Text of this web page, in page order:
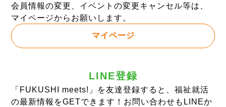
会員情報の変更、イベントの変更キャンセル等は、
マイページからお願いします。
マイページ
LINE登録
「FUKUSHI meets!」を友達登録すると、福祉就活
の最新情報をGETできます！お問い合わせもLINEか